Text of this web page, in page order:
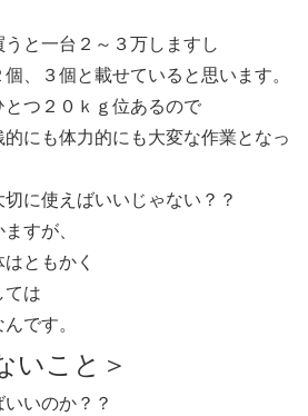
と一台２～３万しますし
、３個と載せていると思います。
とつ２０ｋｇ位あるので
にも体力的にも大変な作業となっ
に使えばいいじゃない？？
すが、
ともかく
ては
です。
いこと＞
いのか？？